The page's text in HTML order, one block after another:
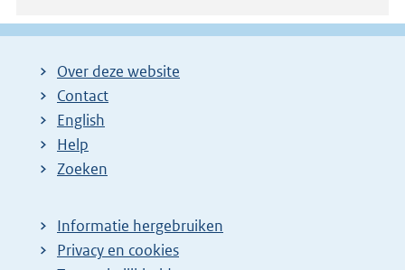
Over deze website
Contact
English
Help
Zoeken
Informatie hergebruiken
Privacy en cookies